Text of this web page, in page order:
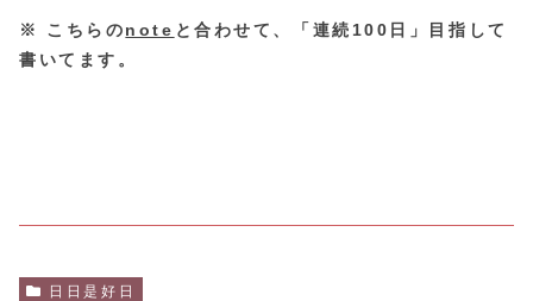
※ こちらのnote と合わせて、「連続100日」目指して
書いてます。
日日是好日